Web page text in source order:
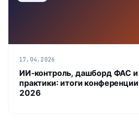
17.04.2026
ИИ‑контроль, дашборд ФАС
практики: итоги конференции
2026